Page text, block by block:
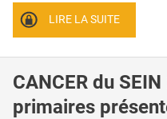
LIRE LA SUITE
CANCER du
primaires